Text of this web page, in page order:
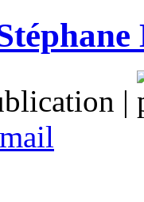
|